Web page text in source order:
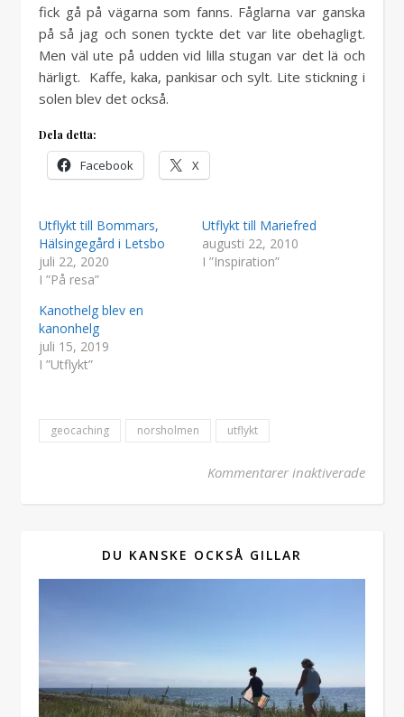
fick gå på vägarna som fanns. Fåglarna var ganska
på så jag och sonen tyckte det var lite obehagligt.
Men väl ute på udden vid lilla stugan var det lä och
härligt. Kaffe, kaka, pankisar och sylt. Lite stickning i
solen blev det också.
Dela detta:
Facebook X
Utflykt till Bommars,
Hälsingegård i Letsbo
juli 22, 2020
I ”På resa”
Utflykt till Mariefred
augusti 22, 2010
I ”Inspiration”
Kanothelg blev en
kanonhelg
juli 15, 2019
I ”Utflykt”
geocaching norsholmen utflykt
Kommentarer inaktiveradeför
DU KANSKE OCKSÅ GILLAR